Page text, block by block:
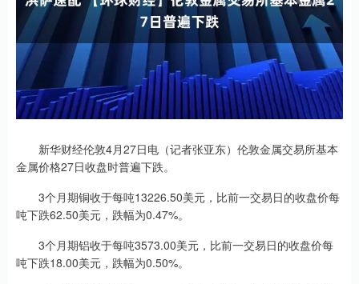
新华财经伦敦4月27日电（记者张亚东）伦敦金属交易所基本
金属价格27日收盘时普遍下跌。
3个月期铜收于每吨13226.50美元，比前一交易日的收盘价每
吨下跌62.50美元，跌幅为0.47%。
3个月期铝收于每吨3573.00美元，比前一交易日的收盘价每
吨下跌18.00美元，跌幅为0.50%。